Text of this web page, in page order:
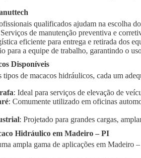
qualificados ajudam na escolha
de manutenção preventiva e
eficiente para entrega e retirada dos
para a equipe de trabalho, garantindo o
Disponíveis
de macacos hidráulicos, cada um
: Ideal para serviços de elevação de
: Comumente utilizado em oficinas
: Projetado para grandes cargas,
Hidráulico em Madeiro – PI
ampla gama de aplicações em Madeiro